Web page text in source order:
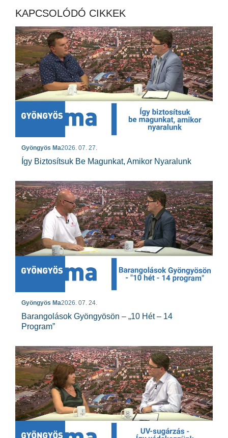
KAPCSOLÓDÓ CIKKEK
Gyöngyös Ma2026. 07. 27.
Így Biztosítsuk Be Magunkat, Amikor Nyaralunk
Gyöngyös Ma2026. 07. 24.
Barangolások Gyöngyösön – „10 Hét – 14
Program”